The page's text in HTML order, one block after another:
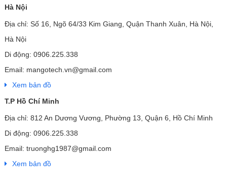
Hà Nội
Địa chỉ: Số 16, Ngõ 64/33 Kim Giang, Quận Thanh Xuân, Hà Nội,
Hà Nội
Di động: 0906.225.338
Email: mangotech.vn@gmail.com
Xem bản đồ
T.P Hồ Chí Minh
Địa chỉ: 812 An Dương Vương, Phường 13, Quận 6, Hồ Chí Minh
Di động: 0906.225.338
Email: truonghg1987@gmail.com
Xem bản đồ